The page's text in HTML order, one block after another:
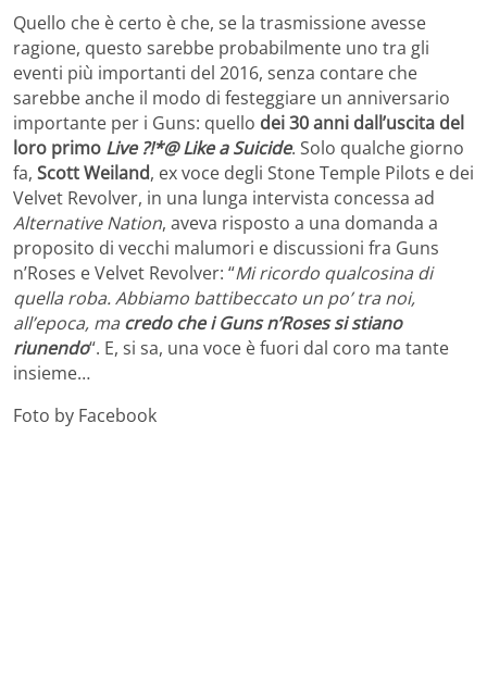
Quello che è certo è che, se la trasmissione avesse
ragione, questo sarebbe probabilmente uno tra gli
eventi più importanti del 2016, senza contare che
sarebbe anche il modo di festeggiare un anniversario
importante per i Guns: quello dei 30 anni dall’uscita del
loro primo Live ?!*@ Like a Suicide. Solo qualche giorno
fa, Scott Weiland, ex voce degli Stone Temple Pilots e dei
Velvet Revolver, in una lunga intervista concessa ad
Alternative Nation, aveva risposto a una domanda a
proposito di vecchi malumori e discussioni fra Guns
n’Roses e Velvet Revolver: “Mi ricordo qualcosina di
quella roba. Abbiamo battibeccato un po’ tra noi,
all’epoca, ma credo che i Guns n’Roses si stiano
riunendo“. E, si sa, una voce è fuori dal coro ma tante
insieme…
Foto by Facebook